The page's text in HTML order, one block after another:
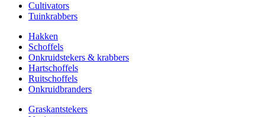
Cultivators
Tuinkrabbers
Hakken
Schoffels
Onkruidstekers & krabbers
Hartschoffels
Ruitschoffels
Onkruidbranders
Graskantstekers